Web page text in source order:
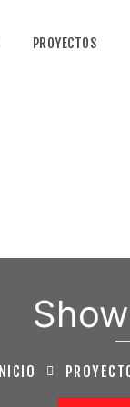
PROYECTOS
INICIO